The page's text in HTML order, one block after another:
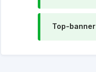
Top-banner